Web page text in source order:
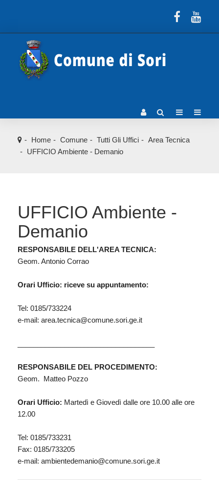
Home Comune Tutti Gli Uffici
Area Tecnica
UFFICIO Ambiente - Demanio
UFFICIO Ambiente -
Demanio
RESPONSABILE DELL'AREA TECNICA:
Geom. Antonio Corrao
Orari Ufficio: riceve su appuntamento:
Tel: 0185/733224
e-mail: area.tecnica@comune.sori.ge.it
RESPONSABILE DEL PROCEDIMENTO:
Geom. Matteo Pozzo
Orari Ufficio: Martedì e Giovedì dalle ore 10.00 alle ore
12.00
Tel: 0185/733231
Fax: 0185/733205
e-mail: ambientedemanio@comune.sori.ge.it